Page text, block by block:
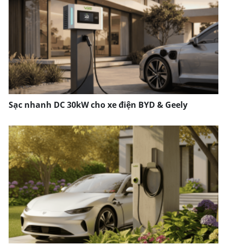
Sạc nhanh DC 30kW cho xe điện BYD & Geely